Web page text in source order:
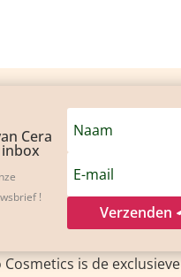
Cera
!
Verzenden
Cosmetics is de exclusieve